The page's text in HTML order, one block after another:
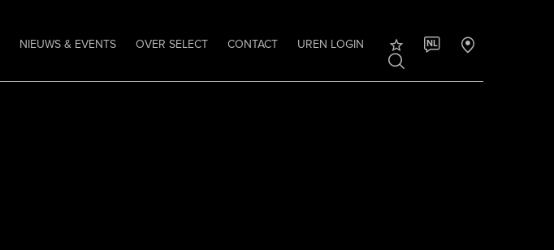
NIEUWS & EVENTS OVER SELECT CONTACT
UREN LOGIN
NL